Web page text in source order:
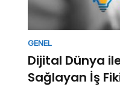
GENEL
Dijital Dünya
Sağlayan İş